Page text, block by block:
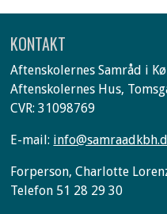
KONTAKT
Aftenskolernes Samråd i
Aftenskolernes Hus,
CVR: 31098769
E-mail:
Forperson, Charlotte
Telefon 51 28 29 30